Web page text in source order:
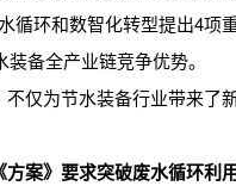
循环和数智化转型提出4项
备全产业链竞争优势。
仅为节水装备行业带来了
案》要求突破废水循环利